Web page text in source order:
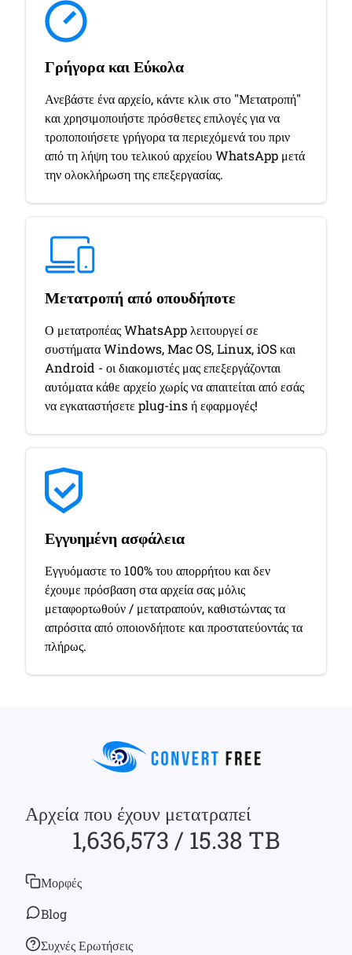
Γρήγορα και Εύκολα
Ανεβάστε ένα αρχείο, κάντε κλικ στο "Μετατροπή"
και χρησιμοποιήστε πρόσθετες επιλογές για να
τροποποιήσετε γρήγορα τα περιεχόμενά του πριν
από τη λήψη του τελικού αρχείου WhatsApp μετά
την ολοκλήρωση της επεξεργασίας.
Μετατροπή από οπουδήποτε
Ο μετατροπέας WhatsApp λειτουργεί σε
συστήματα Windows, Mac OS, Linux, iOS και
Android - οι διακομιστές μας επεξεργάζονται
αυτόματα κάθε αρχείο χωρίς να απαιτείται από εσάς
να εγκαταστήσετε plug-ins ή εφαρμογές!
Εγγυημένη ασφάλεια
Εγγυόμαστε το 100% του απορρήτου και δεν
έχουμε πρόσβαση στα αρχεία σας μόλις
μεταφορτωθούν / μετατραπούν, καθιστώντας τα
απρόσιτα από οποιονδήποτε και προστατεύοντάς τα
πλήρως.
Αρχεία που έχουν μετατραπεί
1,636,573 / 15.38 TB
Μορφές
Blog
Συχνές Ερωτήσεις